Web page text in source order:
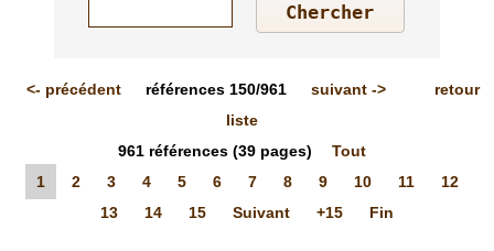
<- précédent références150/961 suivant->
retour
liste
961 références(39 pages)
Tout
1
2 3 4 5 6 7 8 9 10 11
12
13
14 15 Suivant +15 Fin